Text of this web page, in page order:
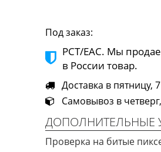
Под заказ:
РСТ/ЕАС. Мы
в России товар.
Доставка в пятницу,
Самовывоз в
ДОПОЛНИТЕЛЬНЫЕ
Проверка на битые